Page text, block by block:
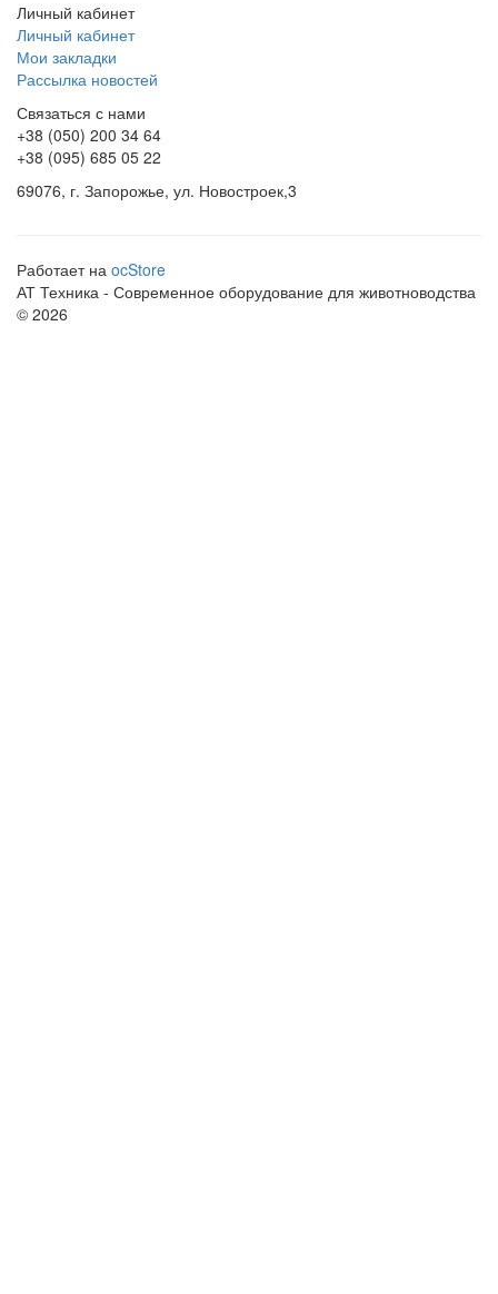
Личный кабинет
Личный кабинет
Мои закладки
Рассылка новостей
Связаться с нами
+38 (050) 200 34 64
+38 (095) 685 05 22
69076, г. Запорожье, ул. Новостроек,3
Работает на ocStore
АТ Техника - Современное оборудование для животноводства
© 2026